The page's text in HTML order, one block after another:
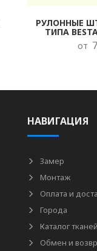
РУЛОННЫЕ
ТИПА
от
НАВИГАЦИЯ
Замер
Монтаж
Оплата и
Города
Каталог тканей
Обмен и